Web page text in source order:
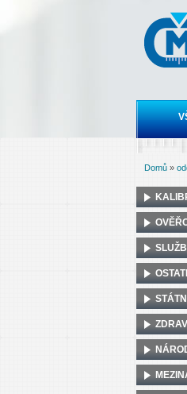
Hlavní
Domů »